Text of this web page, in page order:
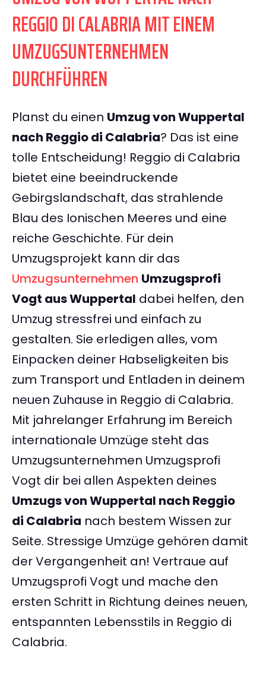
REGGIO DI CALABRIA MIT EINEM
UMZUGSUNTERNEHMEN
DURCHFÜHREN
Planst du einen Umzug von Wuppertal
nach Reggio di Calabria? Das ist eine
tolle Entscheidung! Reggio di Calabria
bietet eine beeindruckende
Gebirgslandschaft, das strahlende
Blau des Ionischen Meeres und eine
reiche Geschichte. Für dein
Umzugsprojekt kann dir das
Umzugsunternehmen Umzugsprofi
Vogt aus Wuppertal dabei helfen, den
Umzug stressfrei und einfach zu
gestalten. Sie erledigen alles, vom
Einpacken deiner Habseligkeiten bis
zum Transport und Entladen in deinem
neuen Zuhause in Reggio di Calabria.
Mit jahrelanger Erfahrung im Bereich
internationale Umzüge steht das
Umzugsunternehmen Umzugsprofi
Vogt dir bei allen Aspekten deines
Umzugs von Wuppertal nach Reggio
di Calabria nach bestem Wissen zur
Seite. Stressige Umzüge gehören damit
der Vergangenheit an! Vertraue auf
Umzugsprofi Vogt und mache den
ersten Schritt in Richtung deines neuen,
entspannten Lebensstils in Reggio di
Calabria.